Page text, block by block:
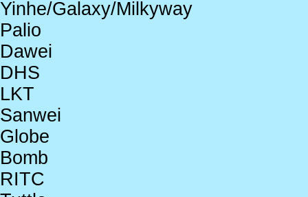
Yinhe/Galaxy/Milkyway
Palio
Dawei
DHS
LKT
Sanwei
Globe
Bomb
RITC